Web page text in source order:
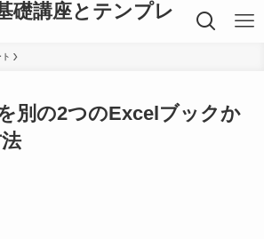
礎講座とテンプレ
別の2つのExcelブックか